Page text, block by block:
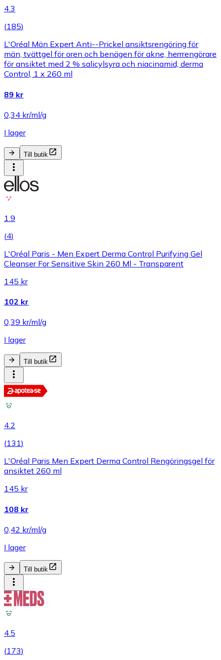
4.3
(185)
L'Oréal Män Expert Anti--Prickel ansiktsrengöring för
män, tvättgel för oren och benägen för akne, herrrengörare
för ansiktet med 2 % salicylsyra och niacinamid, derma
Control, 1 x 260 ml
89 kr
0,34 kr/ml/g
I lager
Till butik
1.9
(4)
L'Oréal Paris - Men Expert Derma Control Purifying Gel
Cleanser For Sensitive Skin 260 Ml - Transparent
145 kr
102 kr
0,39 kr/ml/g
I lager
Till butik
4.2
(131)
L'Oréal Paris Men Expert Derma Control Rengöringsgel för
ansiktet 260 ml
145 kr
108 kr
0,42 kr/ml/g
I lager
Till butik
4.5
(173)